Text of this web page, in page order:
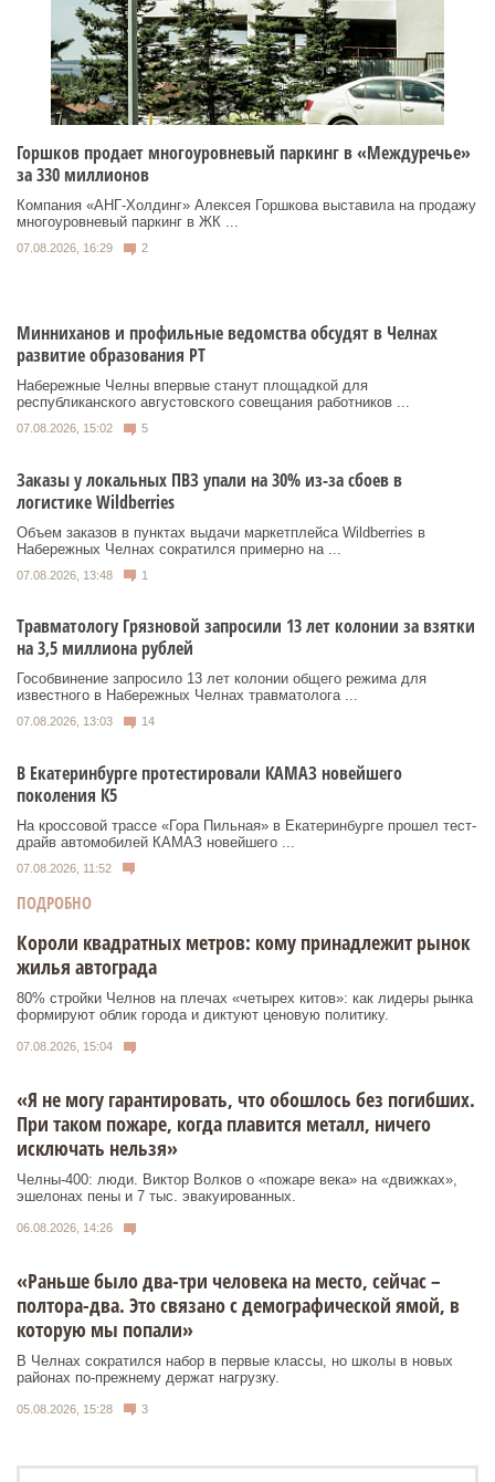
Горшков продает многоуровневый паркинг в «Междуречье»
за 330 миллионов
Компания «АНГ-Холдинг» Алексея Горшкова выставила на продажу
многоуровневый паркинг в ЖК ...
07.08.2026, 16:29 2
Минниханов и профильные ведомства обсудят в Челнах
развитие образования РТ
Набережные Челны впервые станут площадкой для
республиканского августовского совещания работников ...
07.08.2026, 15:02 5
Заказы у локальных ПВЗ упали на 30% из-за сбоев в
логистике Wildberries
Объем заказов в пунктах выдачи маркетплейса Wildberries в
Набережных Челнах сократился примерно на ...
07.08.2026, 13:48 1
Травматологу Грязновой запросили 13 лет колонии за взятки
на 3,5 миллиона рублей
Гособвинение запросило 13 лет колонии общего режима для
известного в Набережных Челнах травматолога ...
07.08.2026, 13:03 14
В Екатеринбурге протестировали КАМАЗ новейшего
поколения К5
На кроссовой трассе «Гора Пильная» в Екатеринбурге прошел тест-
драйв автомобилей КАМАЗ новейшего ...
07.08.2026, 11:52
ПОДРОБНО
Короли квадратных метров: кому принадлежит рынок
жилья автограда
80% стройки Челнов на плечах «четырех китов»: как лидеры рынка
формируют облик города и диктуют ценовую политику.
07.08.2026, 15:04
«Я не могу гарантировать, что обошлось без погибших.
При таком пожаре, когда плавится металл, ничего
исключать нельзя»
Челны-400: люди. Виктор Волков о «пожаре века» на «движках»,
эшелонах пены и 7 тыс. эвакуированных.
06.08.2026, 14:26
«Раньше было два-три человека на место, сейчас –
полтора-два. Это связано с демографической ямой, в
которую мы попали»
В Челнах сократился набор в первые классы, но школы в новых
районах по-прежнему держат нагрузку.
05.08.2026, 15:28 3